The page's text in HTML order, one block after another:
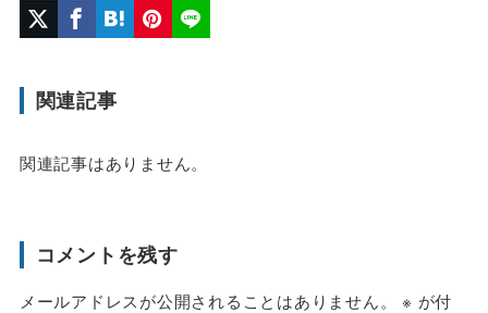
関連記事
関連記事はありません。
コメントを残す
メールアドレスが公開されることはありません。 ※ が付